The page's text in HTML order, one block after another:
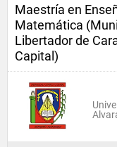
Maestría en
Matemática
Libertador de
Capital)